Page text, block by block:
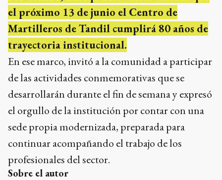
el próximo 13 de junio el Centro de
Martilleros de Tandil cumplirá 80 años de
trayectoria institucional.
En ese marco, invitó a la comunidad a participar
de las actividades conmemorativas que se
desarrollarán durante el fin de semana y expresó
el orgullo de la institución por contar con una
sede propia modernizada, preparada para
continuar acompañando el trabajo de los
profesionales del sector.
Sobre el autor